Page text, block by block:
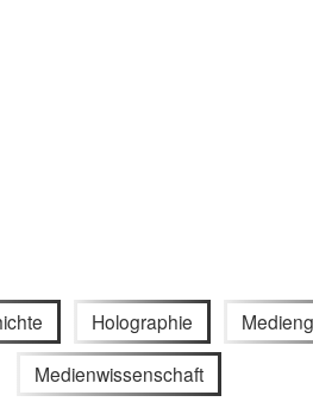
Holographie
Medienwissenschaft